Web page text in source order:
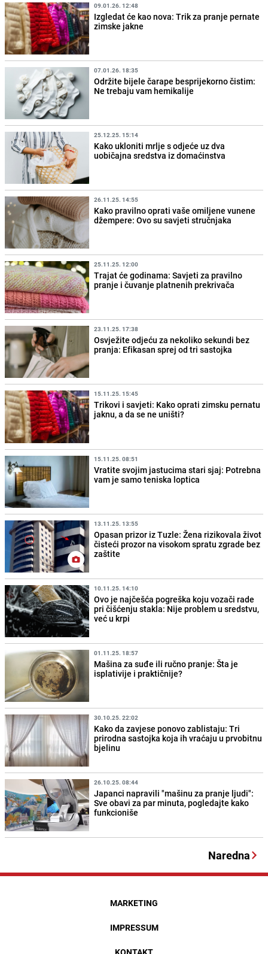
09.01.26. 12:48
Izgledat će kao nova: Trik za pranje pernate
zimske jakne
07.01.26. 18:35
Održite bijele čarape besprijekorno čistim:
Ne trebaju vam hemikalije
25.12.25. 15:14
Kako ukloniti mrlje s odjeće uz dva
uobičajna sredstva iz domaćinstva
26.11.25. 14:55
Kako pravilno oprati vaše omiljene vunene
džempere: Ovo su savjeti stručnjaka
25.11.25. 12:00
Trajat će godinama: Savjeti za pravilno
pranje i čuvanje platnenih prekrivača
23.11.25. 17:38
Osvježite odjeću za nekoliko sekundi bez
pranja: Efikasan sprej od tri sastojka
15.11.25. 15:45
Trikovi i savjeti: Kako oprati zimsku pernatu
jaknu, a da se ne uništi?
15.11.25. 08:51
Vratite svojim jastucima stari sjaj: Potrebna
vam je samo teniska loptica
13.11.25. 13:55
Opasan prizor iz Tuzle: Žena rizikovala život
čisteći prozor na visokom spratu zgrade bez
zaštite
10.11.25. 14:10
Ovo je najčešća pogreška koju vozači rade
pri čišćenju stakla: Nije problem u sredstvu,
već u krpi
01.11.25. 18:57
Mašina za suđe ili ručno pranje: Šta je
isplativije i praktičnije?
30.10.25. 22:02
Kako da zavjese ponovo zablistaju: Tri
prirodna sastojka koja ih vraćaju u prvobitnu
bjelinu
26.10.25. 08:44
Japanci napravili "mašinu za pranje ljudi":
Sve obavi za par minuta, pogledajte kako
funkcioniše
Naredna
MARKETING
IMPRESSUM